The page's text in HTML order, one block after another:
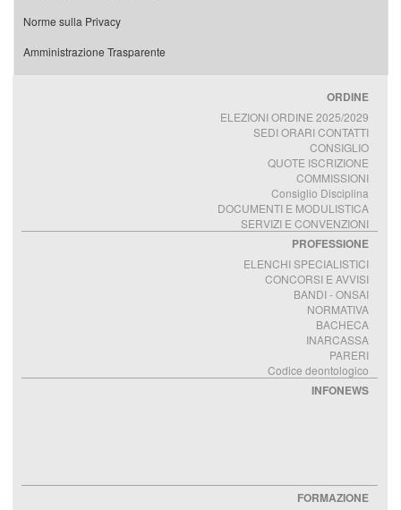
Norme sulla Privacy
Amministrazione Trasparente
ORDINE
ELEZIONI ORDINE 2025/2029
SEDI ORARI CONTATTI
CONSIGLIO
QUOTE ISCRIZIONE
COMMISSIONI
Consiglio Disciplina
DOCUMENTI E MODULISTICA
SERVIZI E CONVENZIONI
PROFESSIONE
ELENCHI SPECIALISTICI
CONCORSI E AVVISI
BANDI - ONSAI
NORMATIVA
BACHECA
INARCASSA
PARERI
Codice deontologico
INFONEWS
FORMAZIONE